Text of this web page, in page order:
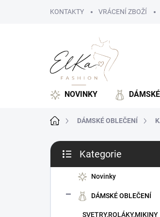
KONTAKTY VRÁCENÍ ZBOŽÍ
NOVINKY
Domů DÁMSKÉ OBLEČENÍ
P
s
kategorie
Kategorie
Novinky
DÁMSKÉ OBLEČENÍ
SVETRY,ROLÁKY,MIKINY